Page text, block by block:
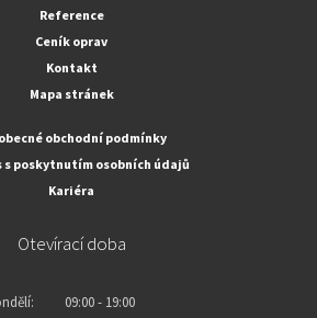
Reference
Ceník oprav
Kontakt
Mapa stránek
obchodní podmínky
s poskytnutím osobních údajů
Kariéra
Otevírací doba
09:00 - 19:00